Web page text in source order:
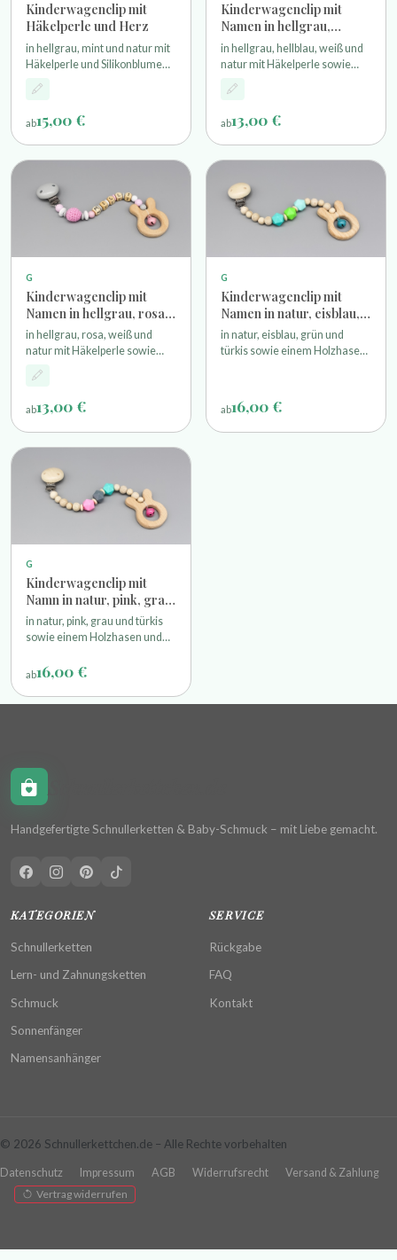
Kinderwagenclip mit
Häkelperle und Herz
in hellgrau, mint und natur mit
Häkelperle und Silikonblume
als Motivperle sowie einem
Holzherz und Glöckchen
ab15,00 €
Kinderwagenclip mit
Namen in hellgrau,
hellblau, weiß und natur
in hellgrau, hellblau, weiß und
natur mit Häkelperle sowie
einem Holzhasen und
Glöckchen
ab13,00 €
G
Kinderwagenclip mit
Namen in hellgrau, rosa,
weiß und natur
in hellgrau, rosa, weiß und
natur mit Häkelperle sowie
einem Holzhasen und
Glöckchen
ab13,00 €
G
Kinderwagenclip mit
Namen in natur, eisblau,
grün und türkis
in natur, eisblau, grün und
türkis sowie einem Holzhasen
ab16,00 €
G
Kinderwagenclip mit
Namn in natur, pink, grau
und türkis
in natur, pink, grau und türkis
sowie einem Holzhasen und
ab16,00 €
Handgefertigte Schnullerketten & Baby-Schmuck – mit Liebe gemacht.
KATEGORIEN
Schnullerketten
Lern- und Zahnungsketten
Schmuck
Sonnenfänger
Namensanhänger
SERVICE
Rückgabe
FAQ
Kontakt
© 2026 Schnullerkettchen.de – Alle Rechte vorbehalten
Datenschutz Impressum AGB Widerrufsrecht
Versand & Zahlung
Vertrag widerrufen